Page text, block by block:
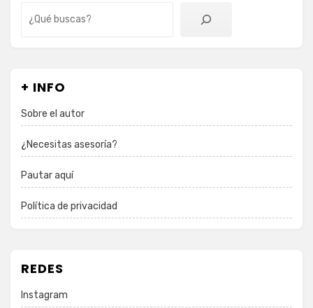
+ INFO
Sobre el autor
¿Necesitas asesoría?
Pautar aquí
Política de privacidad
REDES
Instagram